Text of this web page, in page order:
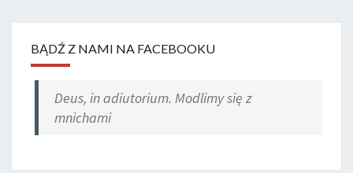
BĄDŹ Z NAMI NA FACEBOOKU
Deus, in adiutorium. Modlimy się z
mnichami